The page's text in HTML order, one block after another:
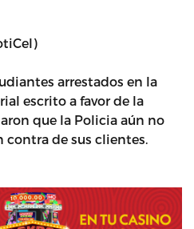
arrestados en la
escrito a favor de la
que la Policia aún no
contra de sus clientes.